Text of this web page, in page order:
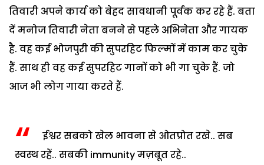
तिवारी अपने कार्य को बेहद सावधानी पूर्वक कर रहे हैं. बता
दें मनोज तिवारी नेता बनने से पहले अभिनेता और गायक
है. वह कई भोजपुरी की सुपरहिट फिल्मों में काम कर चुके
हैं. साथ ही वह कई सुपरहिट गानों को भी गा चुके हैं. जो
आज भी लोग गाया करते हैं.
ईश्वर सबको खेल भावना से ओतप्रोत रखे.. सब
स्वस्थ रहें.. सबकी immunity मज़बूत रहे..